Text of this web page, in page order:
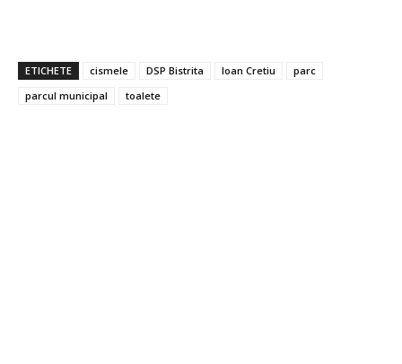
ETICHETE cismele DSP Bistrita Ioan Cretiu
parc
parcul municipal
toalete